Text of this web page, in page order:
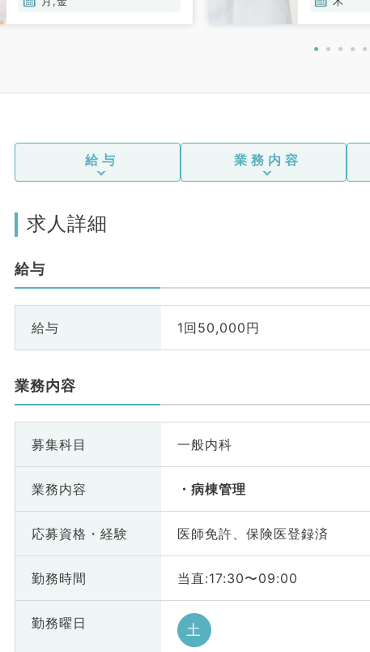
給与 業務内容
求人詳細
給与
給与 1回50,000円
業務内容
募集科目 一般内科
業務内容 病棟管理
応募資格・ 経験 医師免許、保険医登録済
勤務時間 当直:17:30〜09:00
勤務曜日 土